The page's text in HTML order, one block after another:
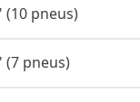
(10 pneus)
(7 pneus)